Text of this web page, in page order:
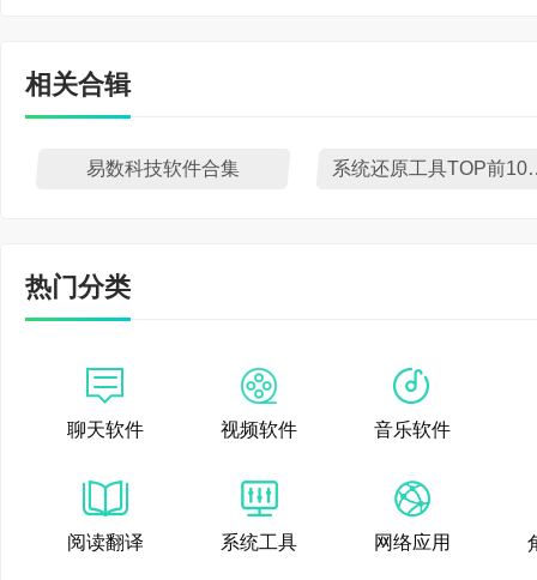
相关合辑
易数科技软件合集 系统还
热门分类
聊天软件 视频软件 音乐软件
阅读翻译 系统工具 网络应用